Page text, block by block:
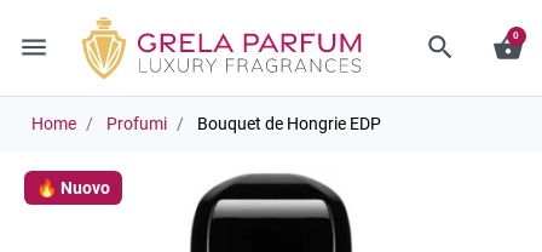
menu search shopping_basket
0
Home Profumi Bouquet de Hongrie EDP
🔥 Nuovo